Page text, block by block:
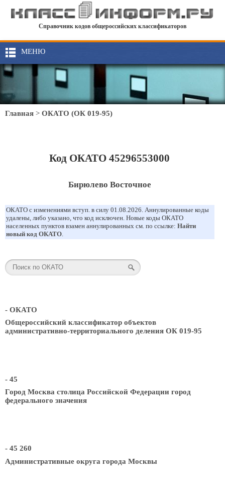
Справочник кодов общероссийских классификаторов
МЕНЮ
Главная > ОКАТО (ОК 019-95)
Код ОКАТО 45296553000
Бирюлево Восточное
ОКАТО с изменениями вступ. в силу 01.08.2026. Аннулированные коды
удалены, либо указано, что код исключен. Новые коды ОКАТО
населенных пунктов взамен аннулированных см. по ссылке: Найти
новый код ОКАТО.
- ОКАТО
Общероссийский классификатор объектов
административно-территориального деления ОК 019-95
- 45
Город Москва столица Российской Федерации город
федерального значения
- 45 260
Административные округа города Москвы